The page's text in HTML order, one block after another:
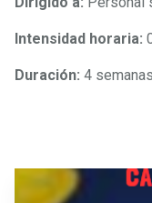
Intensidad horaria:
Duración: 4 semanas